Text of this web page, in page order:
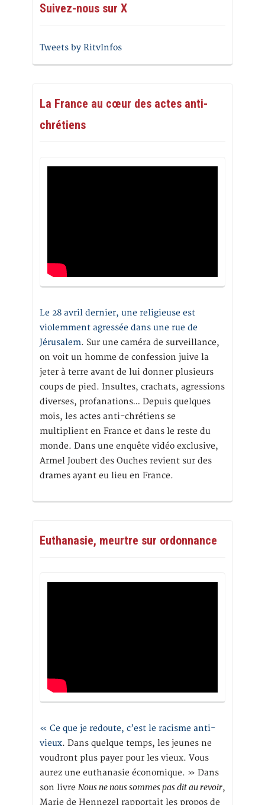
Suivez-nous sur X
Tweets by RitvInfos
La France au cœur des actes anti-
chrétiens
Le 28 avril dernier, une religieuse est
violemment agressée dans une rue de
Jérusalem. Sur une caméra de surveillance,
on voit un homme de confession juive la
jeter à terre avant de lui donner plusieurs
coups de pied. Insultes, crachats, agressions
diverses, profanations… Depuis quelques
mois, les actes anti-chrétiens se
multiplient en France et dans le reste du
monde. Dans une enquête vidéo exclusive,
Armel Joubert des Ouches revient sur des
drames ayant eu lieu en France.
Euthanasie, meurtre sur ordonnance
« Ce que je redoute, c’est le racisme anti-
vieux. Dans quelque temps, les jeunes ne
voudront plus payer pour les vieux. Vous
aurez une euthanasie économique. » Dans
son livre Nous ne nous sommes pas dit au revoir,
Marie de Hennezel rapportait les propos de